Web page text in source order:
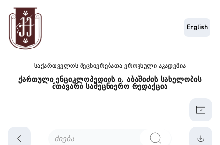
საქართველოს მეცნიერებათა ეროვნული აკადემია
ქართული ენციკლოპედიის ი. აბაშიძის სახელობის
მთავარი სამეცნიერო რედაქცია
English